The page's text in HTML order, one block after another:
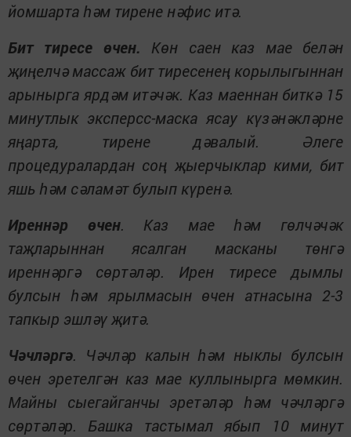
йомшарта һәм тирене нәфис итә.
Бит тиресе өчен. Көн саен каз мае белән
җиңелчә массаж бит тиресенең корылыгыннан
арынырга ярдәм итәчәк. Каз маеннан биткә 15
минутлык эксперсс-маска ясау күзәнәкләрне
яңарта, тирене дәвалый. Әлеге
процедуралардан соң җыерчыклар кими, бит
яшь һәм сәламәт булып күренә.
Иреннәр өчен. Каз мае һәм гөлчәчәк
таҗларыннан ясалган масканы төнгә
иреннәргә сөртәләр. Ирен тиресе дымлы
булсын һәм ярылмасын өчен атнасына 2-3
тапкыр эшләү җитә.
Чәчләргә. Чәчләр калын һәм ныклы булсын
өчен эретелгән каз мае куллынырга мөмкин.
Майны сыегайганчы эретәләр һәм чәчләргә
сөртәләр. Башка тастымал ябып 10 минут